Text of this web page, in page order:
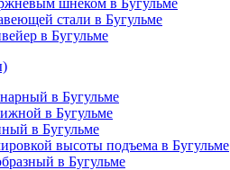
стали в Бугульме
в Бугульме
в Бугульме
в Бугульме
в Бугульме
высоты подъема в Бугульме
в Бугульме